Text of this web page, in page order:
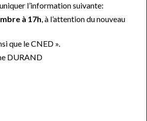
l’information suivante:
à 17h , à l’attention du nouveau
que le CNED ».
DURAND